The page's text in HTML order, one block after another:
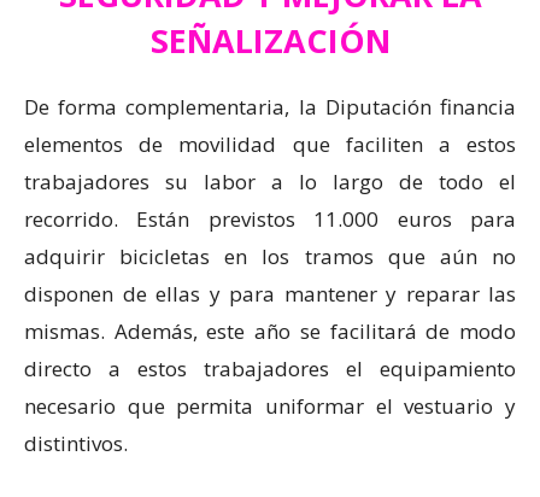
SEÑALIZACIÓN
De forma complementaria, la Diputación financia
elementos de movilidad que faciliten a estos
trabajadores su labor a lo largo de todo el
recorrido. Están previstos 11.000 euros para
adquirir bicicletas en los tramos que aún no
disponen de ellas y para mantener y reparar las
mismas. Además, este año se facilitará de modo
directo a estos trabajadores el equipamiento
necesario que permita uniformar el vestuario y
distintivos.